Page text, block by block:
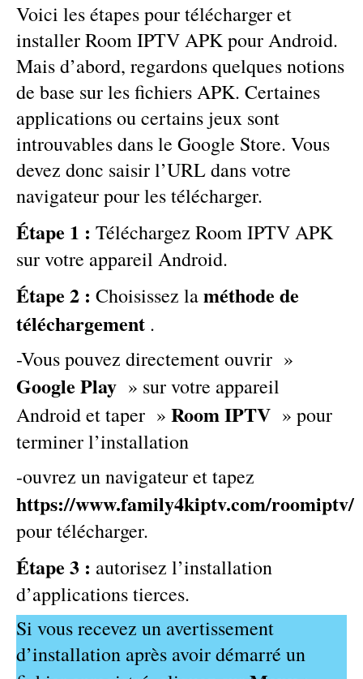
Voici les étapes pour télécharger et
installer Room IPTV APK pour Android.
Mais d’abord, regardons quelques notions
de base sur les fichiers APK. Certaines
applications ou certains jeux sont
introuvables dans le Google Store. Vous
devez donc saisir l’URL dans votre
navigateur pour les télécharger.
Étape 1 : Téléchargez Room IPTV APK
sur votre appareil Android.
Étape 2 : Choisissez laméthode de
téléchargement .
-Vous pouvez directement ouvrir »
Google Play » sur votre appareil
Android et taper » Room IPTV » pour
terminer l’installation
-ouvrez un navigateur et tapez
https://www.family4kiptv.com/roomiptv/
pour télécharger.
Étape 3 : autorisez l’installation
d’applications tierces.
Si vous recevez un avertissement
d’installation après avoir démarré un